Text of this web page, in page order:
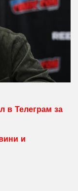
в Телеграм за
и